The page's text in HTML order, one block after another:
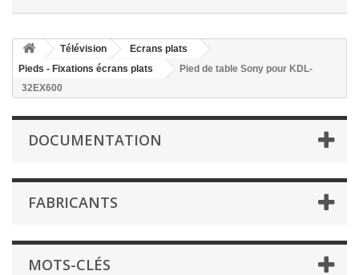
Télévision
Ecrans plats
Pieds - Fixations écrans plats
Pied de table Sony pour KDL-
32EX600
DOCUMENTATION
FABRICANTS
MOTS-CLÉS